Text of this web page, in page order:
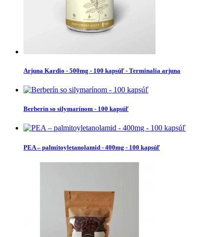
Arjuna Kardio - 500mg - 100 kapsúľ - Terminalia arjuna
Berberín so silymarínom - 100 kapsúľ
PEA – palmitoyletanolamid - 400mg - 100 kapsúľ